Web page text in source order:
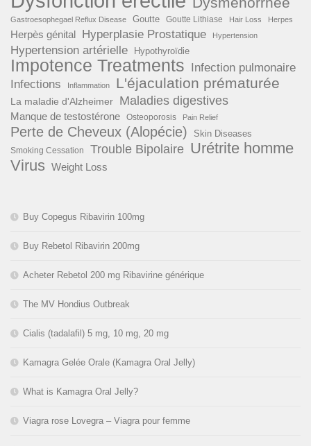
Gastroesophegael Reflux Disease Goutte Goutte Lithiase Hair Loss Herpes
Herpès génital Hyperplasie Prostatique Hypertension
Hypertension artérielle Hypothyroïdie
Impotence Treatments
Infection pulmonaire
Infections
Inflammation L'éjaculation prématurée
La maladie d'Alzheimer Maladies digestives
Manque de testostérone Osteoporosis Pain Relief
Perte de Cheveux (Alopécie) Skin Diseases
Smoking Cessation Trouble Bipolaire Urétrite homme
Virus Weight Loss
Buy Copegus Ribavirin 100mg
Buy Rebetol Ribavirin 200mg
Acheter Rebetol 200 mg Ribavirine générique
The MV Hondius Outbreak
Cialis (tadalafil) 5 mg, 10 mg, 20 mg
Kamagra Gelée Orale (Kamagra Oral Jelly)
What is Kamagra Oral Jelly?
Viagra rose Lovegra – Viagra pour femme